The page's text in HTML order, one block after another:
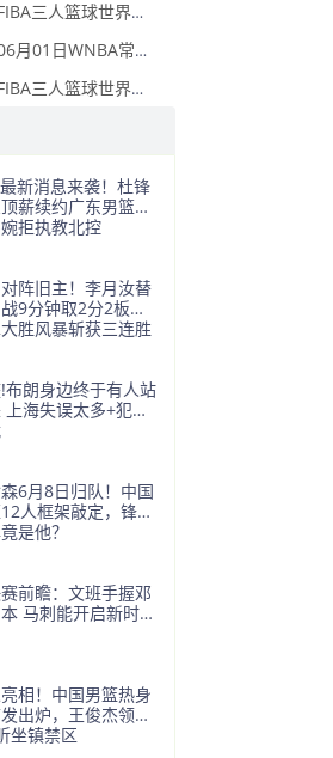
2026年06月01日 FIBA三人篮球世界杯女子小组赛 意大利 12 - 21 中国 集锦
2026年06月01日 06月01日WNBA常规赛 拉斯维加斯王牌 91 - 81 金州女武神 集锦
2026年06月01日 FIBA三人篮球世界杯男子小组赛 中国 22 - 14 日本 全场集锦
新消息来袭！杜锋
薪续约广东男篮，
拒执教北控
阵旧主！李月汝替
9分钟取2分2板，
胜风暴斩获三连胜
布朗身边终于有人站
上海失误太多+犯规
6月8日归队！中国
人框架敲定，锋线
是他？
前瞻：文班手握邓
马刺能开启新时代
相！中国男篮热身
出炉，王俊杰领衔
坐镇禁区